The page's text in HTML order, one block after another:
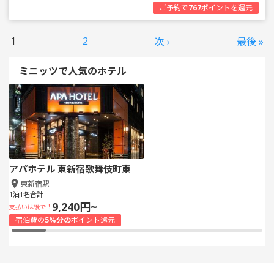
ご予約で767ポイントを還元
1 2 次 › 最後 »
ミニッツで人気のホテル
アパホテル 東新宿歌舞伎町東
東新宿駅
1泊1名合計
支払いは後で！ 9,240円~
宿泊費の5%分のポイント還元